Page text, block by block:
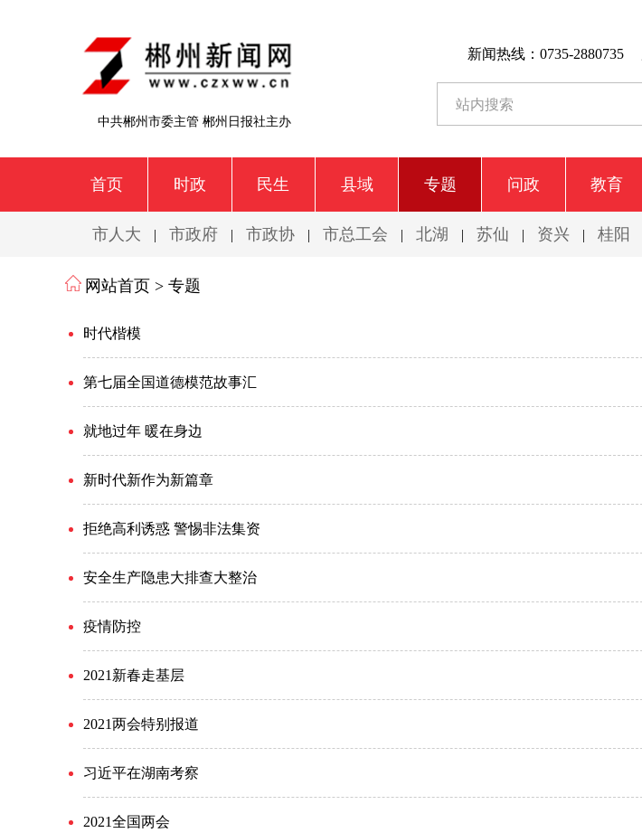
中共郴州市委主管 郴州日报社主办
新闻热线：0735-2880735
首页 时政 民生 县域 专题 问政 教育
市人大 | 市政府 | 市政协 | 市总工会 | 北湖 | 苏仙 | 资兴 | 桂阳
网站首页 > 专题
时代楷模
第七届全国道德模范故事汇
就地过年 暖在身边
新时代新作为新篇章
拒绝高利诱惑 警惕非法集资
安全生产隐患大排查大整治
疫情防控
2021新春走基层
2021两会特别报道
习近平在湖南考察
2021全国两会